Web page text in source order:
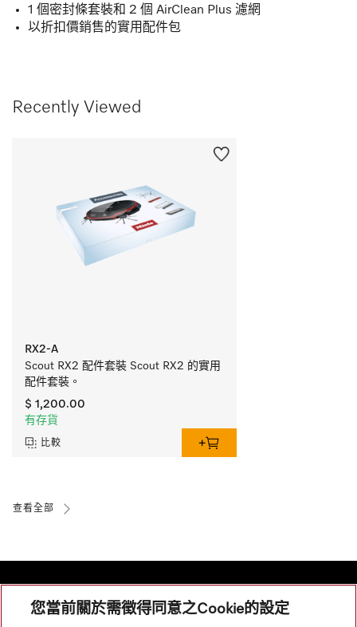
1 個密封條套裝和 2 個 AirClean Plus 濾網
以折扣價銷售的實用配件包
Recently Viewed
RX2-A
Scout RX2 配件套裝 Scout RX2 的實用
配件套裝。
$ 1,200.00
有存貨
比較
查看全部
您當前關於需徵得同意之Cookie的設定